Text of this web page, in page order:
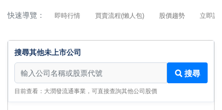
快速導覽： 即時行情 買賣流程(懶人包) 股價趨勢 立即詢
搜尋其他未上市公司
搜尋其他未上市公司
搜尋
目前查看：大潤發流通事業，可直接查詢其他公司股價